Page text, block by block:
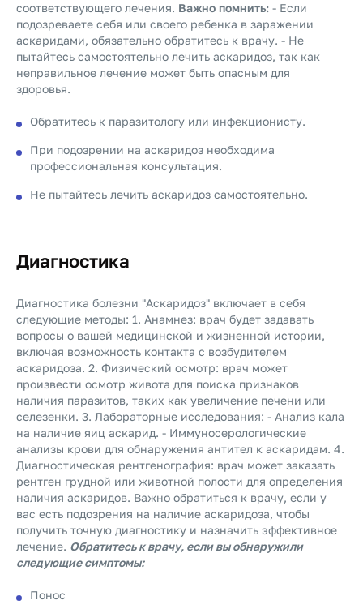
соответствующего лечения. Важно помнить: - Если
подозреваете себя или своего ребенка в заражении
аскаридами, обязательно обратитесь к врачу. - Не
пытайтесь самостоятельно лечить аскаридоз, так как
неправильное лечение может быть опасным для
здоровья.
Обратитесь к паразитологу или инфекционисту.
При подозрении на аскаридоз необходима
профессиональная консультация.
Не пытайтесь лечить аскаридоз самостоятельно.
Диагностика
Диагностика болезни "Аскаридоз" включает в себя
следующие методы: 1. Анамнез: врач будет задавать
вопросы о вашей медицинской и жизненной истории,
включая возможность контакта с возбудителем
аскаридоза. 2. Физический осмотр: врач может
произвести осмотр живота для поиска признаков
наличия паразитов, таких как увеличение печени или
селезенки. 3. Лабораторные исследования: - Анализ кала
на наличие яиц аскарид. - Иммуносерологические
анализы крови для обнаружения антител к аскаридам. 4.
Диагностическая рентгенография: врач может заказать
рентген грудной или животной полости для определения
наличия аскаридов. Важно обратиться к врачу, если у
вас есть подозрения на наличие аскаридоза, чтобы
получить точную диагностику и назначить эффективное
лечение. Обратитесь к врачу, если вы обнаружили
следующие симптомы:
Понос